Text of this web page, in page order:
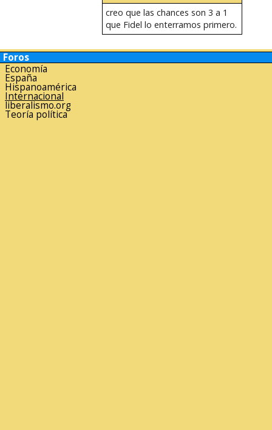
creo que las chances son 3 a 1
que Fidel lo enterramos primero.
Foros
Economía
España
Hispanoamérica
Internacional
liberalismo.org
Teoría política